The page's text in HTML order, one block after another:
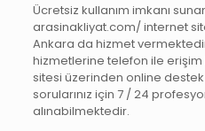
Ücretsiz kullanım imkanı
arasinakliyat.com/ internet
Ankara da hizmet
hizmetlerine telefon ile erişim
sitesi üzerinden online destek
sorularınız için 7 / 24
alınabilmektedir.